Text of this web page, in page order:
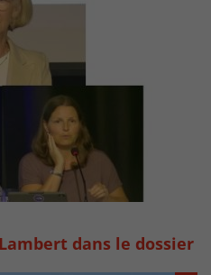
dans le dossier